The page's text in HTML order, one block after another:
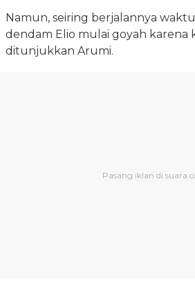
Namun, seiring berjalannya
dendam Elio mulai goyah karena
ditunjukkan Arumi.